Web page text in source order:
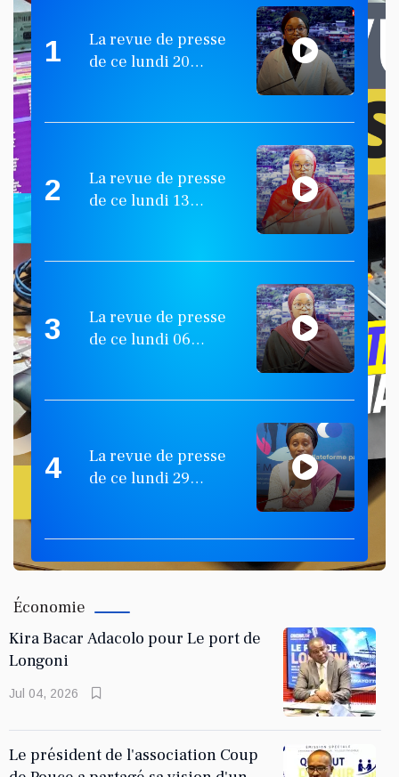
KARINE BANDA KARINE
Parlons du kousouss des années
80 à 90 !
KARINE BANDA KARINE
Parle de Al Mawulid 1445
1
La revue de presse
de ce lundi 20
2
La revue de presse
de ce lundi 13
3
La revue de presse
de ce lundi 06
4
La revue de presse
de ce lundi 29
Économie
Kira Bacar Adacolo pour Le port de
Longoni
Jul 04, 2026
Le président de l'association Coup